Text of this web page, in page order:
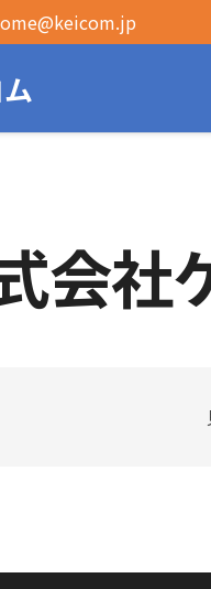
会社